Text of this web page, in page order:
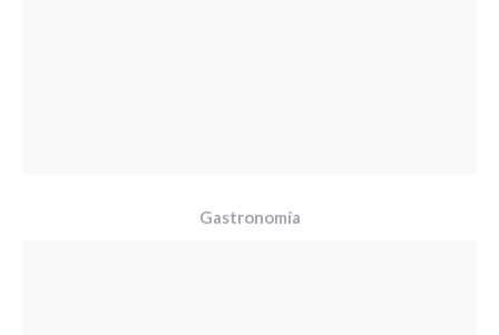
Gastronomía